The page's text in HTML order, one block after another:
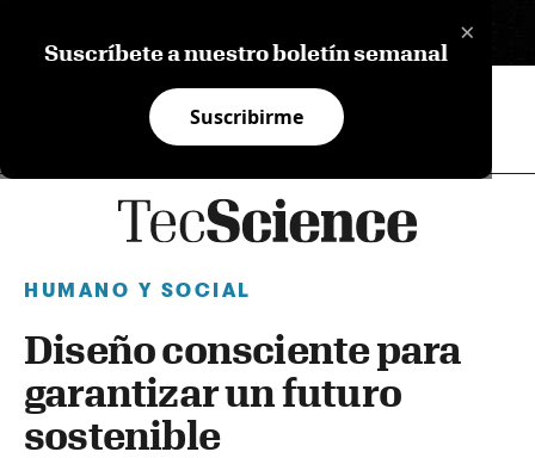
×
Suscríbete a nuestro boletín semanal
Suscribirme
HUMANO Y SOCIAL
Diseño consciente para
garantizar un futuro
sostenible